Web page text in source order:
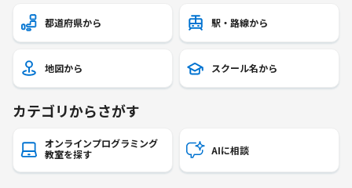
都道府県から 駅・路線から
地図から スクール名から
カテゴリからさがす
オンラインプログラミング
教室を探す
AIに相談